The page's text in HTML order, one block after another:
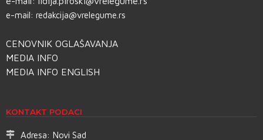
e-mail: redakcija@vrelegume.rs
CENOVNIK OGLAŠAVANJA
MEDIA INFO
MEDIA INFO ENGLISH
KONTAKT PODACI
Adresa: Novi Sad